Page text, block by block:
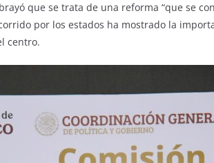
que se trata de una reforma “que se
por los estados ha mostrado la
centro.